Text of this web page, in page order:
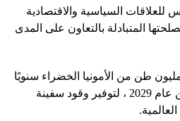
السياسية والاقتصادية
المتبادلة بالتعاون على المدى
طن من الأمونيا الخضراء سنويًا
على ثلاث مراحل ، ابتداءً من عام 2029 ، لتوفير وقود سفينة